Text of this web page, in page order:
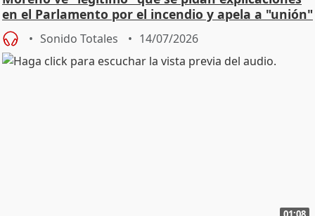
en el Parlamento por el incendio y apela a "unión"
y
Sonido Totales 14/07/2026